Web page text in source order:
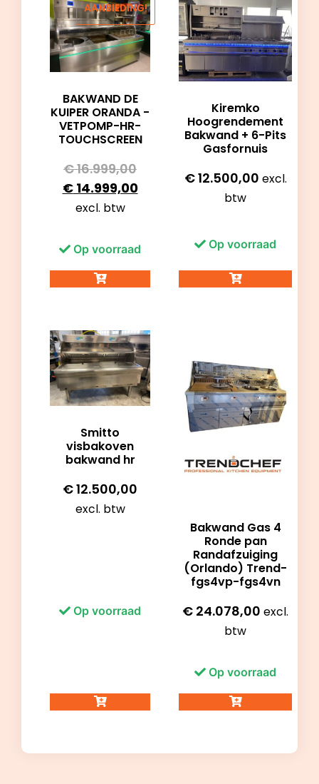
AANBIEDING!
BAKWAND DE
KUIPER ORANDA -
VETPOMP-HR-
TOUCHSCREEN
€16.999,00
€14.999,00
excl. btw
Op voorraad
Kiremko
Hoogrendement
Bakwand + 6-Pits
Gasfornuis
€12.500,00 excl.
btw
Op voorraad
Smitto
visbakoven
bakwand hr
€12.500,00
excl. btw
Op voorraad
Bakwand Gas 4
Ronde pan
Randafzuiging
(Orlando) Trend-
fgs4vp-fgs4vn
€ 24.078,00 excl.
btw
Op voorraad